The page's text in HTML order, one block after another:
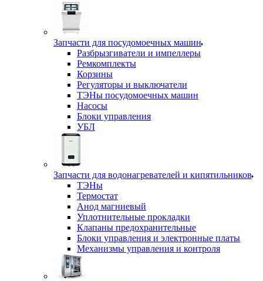
Запчасти для посудомоечных машин
Разбрызгиватели и импеллеры
Ремкомплекты
Корзины
Регуляторы и выключатели
ТЭНы посудомоечных машин
Насосы
Блоки управления
УБЛ
Запчасти для водонагревателей и кипятильников
ТЭНы
Термостат
Анод магниевый
Уплотнительные прокладки
Клапаны предохранительные
Блоки управления и электронные платы
Механизмы управления и контроля